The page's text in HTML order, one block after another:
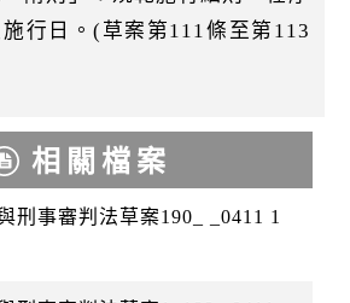
行日。(草案第111條至第113
相關檔案
刑事審判法草案190_ _0411 1